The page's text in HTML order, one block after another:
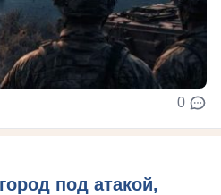
0
под атакой,